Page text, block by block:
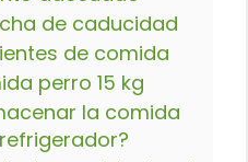
de caducidad
de comida
perro 15 kg
la comida